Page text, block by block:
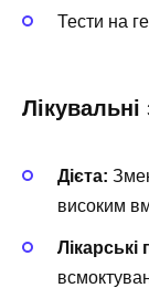
Тести на
Лікувальні
Дієта:
високим
Лікарські